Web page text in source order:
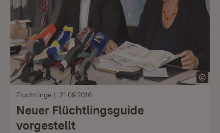
Flüchtlinge 21.09.2016
Neuer Flüchtlingsguide
vorgestellt